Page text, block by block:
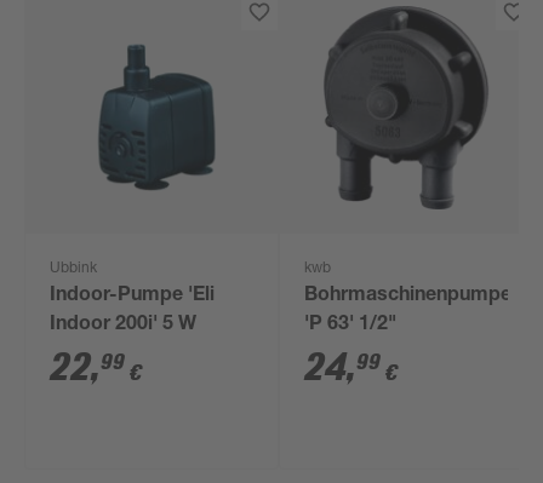
Ubbink
Indoor-Pumpe 'Eli
Indoor 200i' 5 W
22,99 €
kwb
Bohrmaschinenpumpe
'P 63' 1/2"
24,99 €